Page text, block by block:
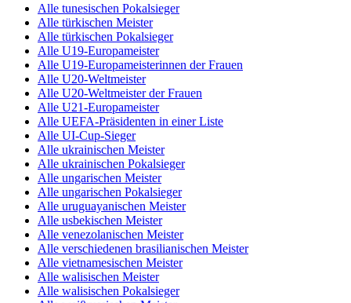
Alle tunesischen Pokalsieger
Alle türkischen Meister
Alle türkischen Pokalsieger
Alle U19-Europameister
Alle U19-Europameisterinnen der Frauen
Alle U20-Weltmeister
Alle U20-Weltmeister der Frauen
Alle U21-Europameister
Alle UEFA-Präsidenten in einer Liste
Alle UI-Cup-Sieger
Alle ukrainischen Meister
Alle ukrainischen Pokalsieger
Alle ungarischen Meister
Alle ungarischen Pokalsieger
Alle uruguayanischen Meister
Alle usbekischen Meister
Alle venezolanischen Meister
Alle verschiedenen brasilianischen Meister
Alle vietnamesischen Meister
Alle walisischen Meister
Alle walisischen Pokalsieger